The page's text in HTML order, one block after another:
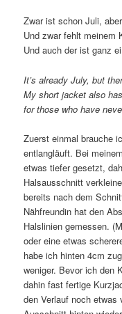
Zwar ist schon Juli,
Und zwar fehlt meinem
Und auch der ist ganz
It’s already July, but
My short jacket also
for those who have
Zuerst einmal brauche
entlangläuft. Bei
etwas tiefer gesetzt,
Halsausschnitt
bereits nach dem
Nähfreundin hat den
Halslinien gemessen.
oder eine etwas
habe ich hinten 4cm
weniger. Bevor ich den
dahin fast fertige
den Verlauf noch etwas